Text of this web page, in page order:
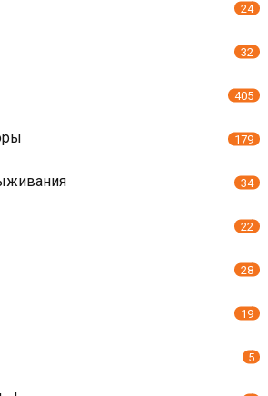
24
32
405
179
34
22
28
19
5